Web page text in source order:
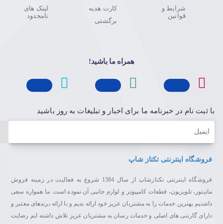
شرایط و
قوانین
کارت هدیه
برگشتی
لینک های
نامحدود
همراه ما باشید!
با ثبت نام در خبرنامه ما برای اخبار و تبلیغات به روز باشید
ایمیل
فروشگاه اینترنتی تکتاز شاپ
فروشگاه اینترنتی تکتازشاپ از سال 1384 شروع به فعالیت در زمینه فروش
مانیتور، تلویزیون، قطعات کامپیوتر و لوازم جانبی آن نموده است. ما همواره سعی
داشتیم بهترین خدمات را به مشتریان عزیز خود ارائه بدیم و با ارائه برندهای معتبر و
دارای گارنتی های اصلی و خدمات رسان به مشتریان عزیز تلاش داشته ایم رضایت